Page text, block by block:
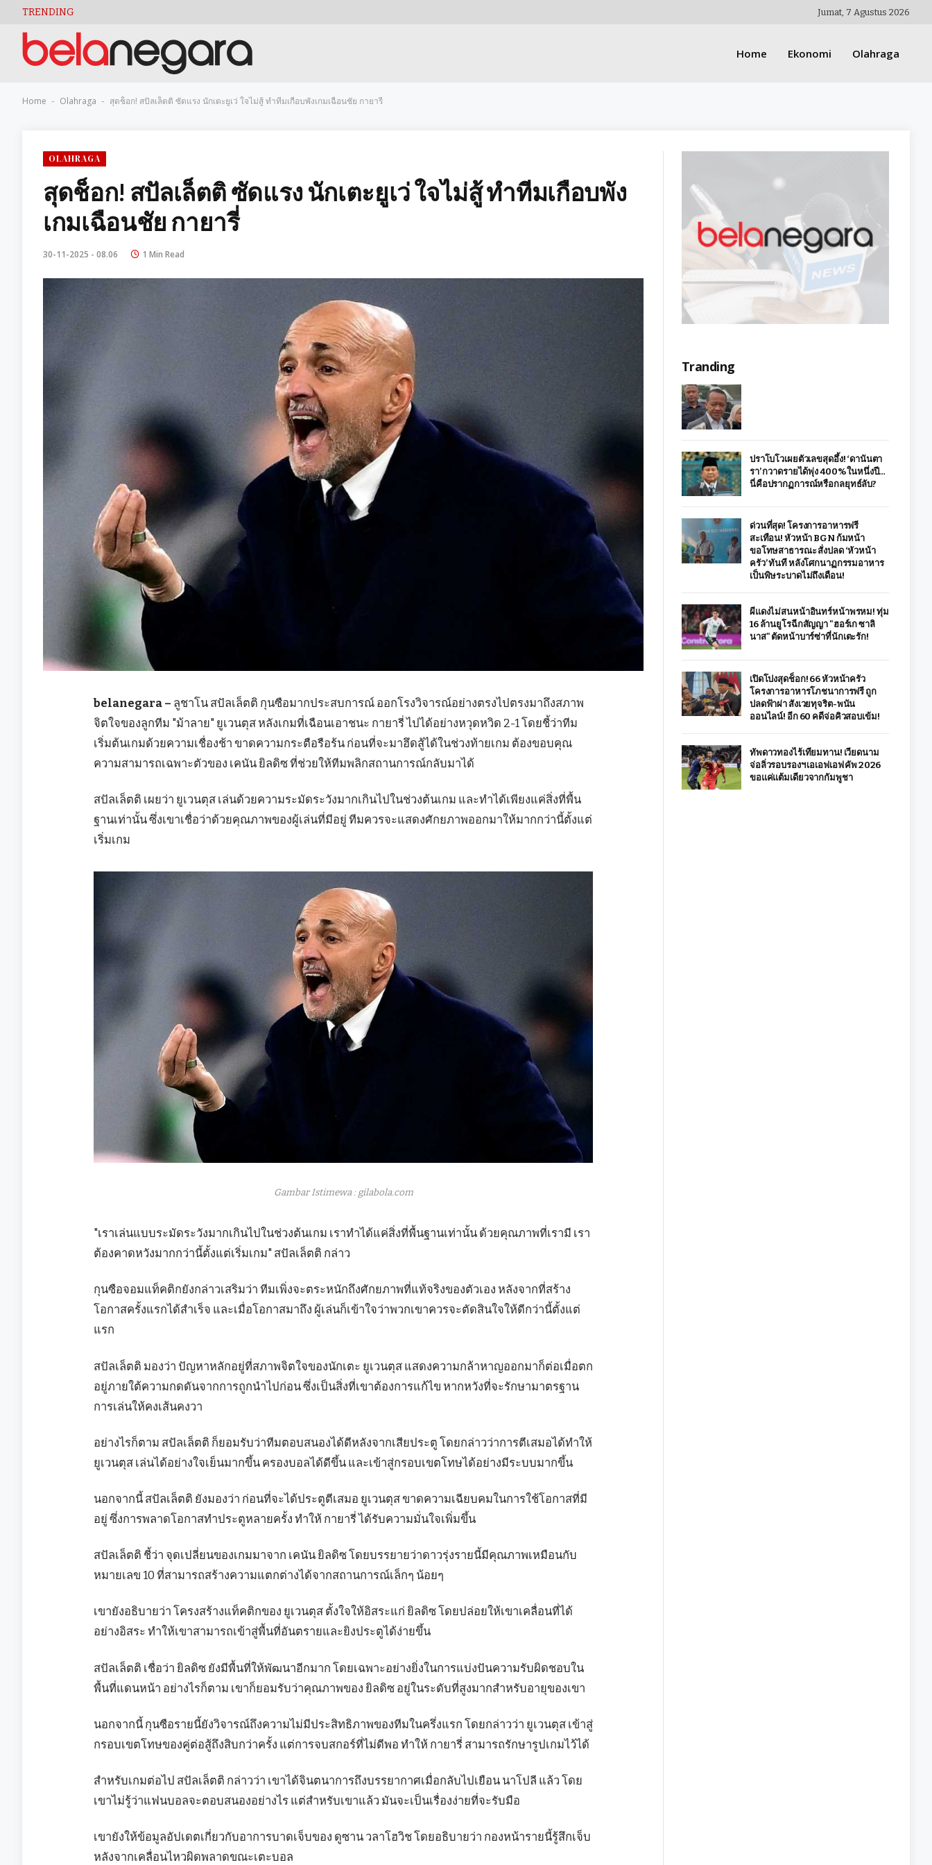
TRENDING Jumat, 7 Agustus 2026
Home Ekonomi Olahraga
Home - Olahraga - สุดช็อก! สปัลเล็ตติ ซัดแรง นักเตะยูเว่ ใจไม่สู้ ทำทีมเกือบพังเกมเฉือนชัย กายารี่
OLAHRAGA
สุดช็อก! สปัลเล็ตติ ซัดแรง นักเตะยูเว่ ใจไม่สู้ ทำทีมเกือบพัง
เกมเฉือนชัย กายารี่
30-11-2025 - 08.06 1 Min Read
belanegara – ลูชาโน สปัลเล็ตติ กุนซือมากประสบการณ์ ออกโรงวิจารณ์อย่างตรงไปตรงมาถึงสภาพ
จิตใจของลูกทีม "ม้าลาย" ยูเวนตุส หลังเกมที่เฉือนเอาชนะ กายารี่ ไปได้อย่างหวุดหวิด 2-1 โดยชี้ว่าทีม
เริ่มต้นเกมด้วยความเชื่องช้า ขาดความกระตือรือร้น ก่อนที่จะมาฮึดสู้ได้ในช่วงท้ายเกม ต้องขอบคุณ
ความสามารถเฉพาะตัวของ เคนัน ยิลดิซ ที่ช่วยให้ทีมพลิกสถานการณ์กลับมาได้
สปัลเล็ตติ เผยว่า ยูเวนตุส เล่นด้วยความระมัดระวังมากเกินไปในช่วงต้นเกม และทำได้เพียงแค่สิ่งที่พื้น
ฐานเท่านั้น ซึ่งเขาเชื่อว่าด้วยคุณภาพของผู้เล่นที่มีอยู่ ทีมควรจะแสดงศักยภาพออกมาให้มากกว่านี้ตั้งแต่
เริ่มเกม
Gambar Istimewa : gilabola.com
"เราเล่นแบบระมัดระวังมากเกินไปในช่วงต้นเกม เราทำได้แค่สิ่งที่พื้นฐานเท่านั้น ด้วยคุณภาพที่เรามี เรา
ต้องคาดหวังมากกว่านี้ตั้งแต่เริ่มเกม" สปัลเล็ตติ กล่าว
กุนซือจอมแท็คติกยังกล่าวเสริมว่า ทีมเพิ่งจะตระหนักถึงศักยภาพที่แท้จริงของตัวเอง หลังจากที่สร้าง
โอกาสครั้งแรกได้สำเร็จ และเมื่อโอกาสมาถึง ผู้เล่นก็เข้าใจว่าพวกเขาควรจะตัดสินใจให้ดีกว่านี้ตั้งแต่
แรก
สปัลเล็ตติ มองว่า ปัญหาหลักอยู่ที่สภาพจิตใจของนักเตะ ยูเวนตุส แสดงความกล้าหาญออกมาก็ต่อเมื่อตก
อยู่ภายใต้ความกดดันจากการถูกนำไปก่อน ซึ่งเป็นสิ่งที่เขาต้องการแก้ไข หากหวังที่จะรักษามาตรฐาน
การเล่นให้คงเส้นคงวา
อย่างไรก็ตาม สปัลเล็ตติ ก็ยอมรับว่าทีมตอบสนองได้ดีหลังจากเสียประตู โดยกล่าวว่าการตีเสมอได้ทำให้
ยูเวนตุส เล่นได้อย่างใจเย็นมากขึ้น ครองบอลได้ดีขึ้น และเข้าสู่กรอบเขตโทษได้อย่างมีระบบมากขึ้น
นอกจากนี้ สปัลเล็ตติ ยังมองว่า ก่อนที่จะได้ประตูตีเสมอ ยูเวนตุส ขาดความเฉียบคมในการใช้โอกาสที่มี
อยู่ ซึ่งการพลาดโอกาสทำประตูหลายครั้ง ทำให้ กายารี่ ได้รับความมั่นใจเพิ่มขึ้น
สปัลเล็ตติ ชี้ว่า จุดเปลี่ยนของเกมมาจาก เคนัน ยิลดิซ โดยบรรยายว่าดาวรุ่งรายนี้มีคุณภาพเหมือนกับ
หมายเลข 10 ที่สามารถสร้างความแตกต่างได้จากสถานการณ์เล็กๆ น้อยๆ
เขายังอธิบายว่า โครงสร้างแท็คติกของ ยูเวนตุส ตั้งใจให้อิสระแก่ ยิลดิซ โดยปล่อยให้เขาเคลื่อนที่ได้
อย่างอิสระ ทำให้เขาสามารถเข้าสู่พื้นที่อันตรายและยิงประตูได้ง่ายขึ้น
สปัลเล็ตติ เชื่อว่า ยิลดิซ ยังมีพื้นที่ให้พัฒนาอีกมาก โดยเฉพาะอย่างยิ่งในการแบ่งปันความรับผิดชอบใน
พื้นที่แดนหน้า อย่างไรก็ตาม เขาก็ยอมรับว่าคุณภาพของ ยิลดิซ อยู่ในระดับที่สูงมากสำหรับอายุของเขา
นอกจากนี้ กุนซือรายนี้ยังวิจารณ์ถึงความไม่มีประสิทธิภาพของทีมในครึ่งแรก โดยกล่าวว่า ยูเวนตุส เข้าสู่
กรอบเขตโทษของคู่ต่อสู้ถึงสิบกว่าครั้ง แต่การจบสกอร์ที่ไม่ดีพอ ทำให้ กายารี่ สามารถรักษารูปเกมไว้ได้
สำหรับเกมต่อไป สปัลเล็ตติ กล่าวว่า เขาได้จินตนาการถึงบรรยากาศเมื่อกลับไปเยือน นาโปลี แล้ว โดย
เขาไม่รู้ว่าแฟนบอลจะตอบสนองอย่างไร แต่สำหรับเขาแล้ว มันจะเป็นเรื่องง่ายที่จะรับมือ
เขายังให้ข้อมูลอัปเดตเกี่ยวกับอาการบาดเจ็บของ ดูซาน วลาโฮวิช โดยอธิบายว่า กองหน้ารายนี้รู้สึกเจ็บ
หลังจากเคลื่อนไหวผิดพลาดขณะเตะบอล
Tranding
ปราโบโวเผยตัวเลขสุดอึ้ง! ‘ดานันตา
รา’ กวาดรายได้พุ่ง 400% ในหนึ่งปี…
นี่คือปรากฏการณ์หรือกลยุทธ์ลับ?
ด่วนที่สุด! โครงการอาหารฟรี
สะเทือน! หัวหน้า BGN ก้มหน้า
ขอโทษสาธารณะ สั่งปลด ‘หัวหน้า
ครัว’ ทันที หลังโศกนาฏกรรมอาหาร
เป็นพิษระบาดไม่ถึงเดือน!
ผีแดงไม่สนหน้าอินทร์หน้าพรหม! ทุ่ม
16 ล้านยูโรฉีกสัญญา "ฮอร์เก ซาลิ
นาส" ตัดหน้าบาร์ซ่าที่นักเตะรัก!
เปิดโปงสุดช็อก! 66 หัวหน้าครัว
โครงการอาหารโภชนาการฟรี ถูก
ปลดฟ้าผ่า สังเวยทุจริต-พนัน
ออนไลน์! อีก 60 คดีจ่อคิวสอบเข้ม!
ทัพดาวทองไร้เทียมทาน! เวียดนาม
จ่อลิ่วรอบรองฯ เอเอฟเอฟ คัพ 2026
ขอแค่แต้มเดียวจากกัมพูชา